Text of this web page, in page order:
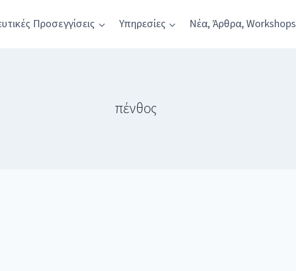
Προσεγγίσεις Υπηρεσίες Νέα, Άρθρα, Workshops
πένθος